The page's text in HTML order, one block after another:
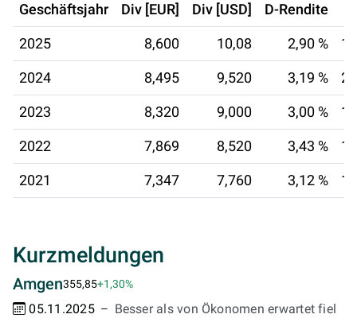
Geschäftsjahr Div [EUR] Div [USD] D-Rendite
2025 8,600 10,08 2,90 %
2024 8,495 9,520 3,19 %
2023 8,320 9,000 3,00 %
2022 7,869 8,520 3,43 %
2021 7,347 7,760 3,12 %
Kurzmeldungen
Amgen355,85+1,30%
05.11.2025
Besser als von Ökonomen erwartet fiel